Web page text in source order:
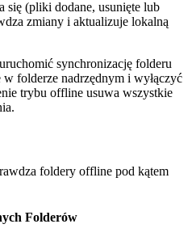
się (pliki dodane, usunięte lub
zmiany i aktualizuje lokalną
synchronizację folderu
folderze nadrzędnym i wyłączyć
trybu offline usuwa wszystkie
foldery offline pod kątem
Folderów